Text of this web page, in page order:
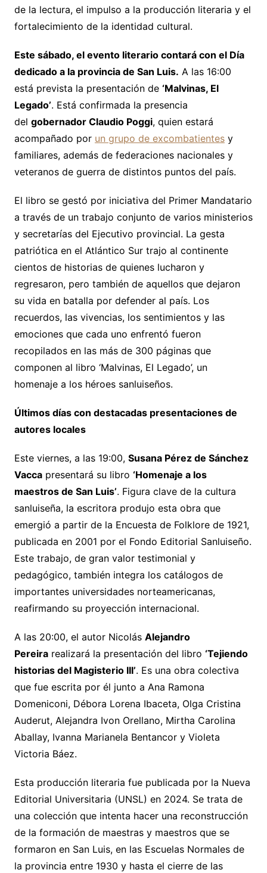
de la lectura, el impulso a la producción literaria y el
fortalecimiento de la identidad cultural.
Este sábado, el evento literario contará con el Día
dedicado a la provincia de San Luis. A las 16:00
está prevista la presentación de ‘Malvinas, El
Legado’. Está confirmada la presencia
del gobernador Claudio Poggi, quien estará
acompañado por un grupo de excombatientesy
familiares, además de federaciones nacionales y
veteranos de guerra de distintos puntos del país.
El libro se gestó por iniciativa del Primer Mandatario
a través de un trabajo conjunto de varios ministerios
y secretarías del Ejecutivo provincial. La gesta
patriótica en el Atlántico Sur trajo al continente
cientos de historias de quienes lucharon y
regresaron, pero también de aquellos que dejaron
su vida en batalla por defender al país. Los
recuerdos, las vivencias, los sentimientos y las
emociones que cada uno enfrentó fueron
recopilados en las más de 300 páginas que
componen al libro ‘Malvinas, El Legado’, un
homenaje a los héroes sanluiseños.
Últimos días con destacadas presentaciones de
autores locales
Este viernes, a las 19:00, Susana Pérez de Sánchez
Vaccapresentará su libro ‘Homenaje a los
maestros de San Luis’. Figura clave de la cultura
sanluiseña, la escritora produjo esta obra que
emergió a partir de la Encuesta de Folklore de 1921,
publicada en 2001 por el Fondo Editorial Sanluiseño.
Este trabajo, de gran valor testimonial y
pedagógico, también integra los catálogos de
importantes universidades norteamericanas,
reafirmando su proyección internacional.
A las 20:00, el autor Nicolás Alejandro
Pereirarealizará la presentación del libro ‘Tejiendo
historias del Magisterio III’. Es una obra colectiva
que fue escrita por él junto a Ana Ramona
Domeniconi, Débora Lorena Ibaceta, Olga Cristina
Auderut, Alejandra Ivon Orellano, Mirtha Carolina
Aballay, Ivanna Marianela Bentancor y Violeta
Victoria Báez.
Esta producción literaria fue publicada por la Nueva
Editorial Universitaria (UNSL) en 2024. Se trata de
una colección que intenta hacer una reconstrucción
de la formación de maestras y maestros que se
formaron en San Luis, en las Escuelas Normales de
la provincia entre 1930 y hasta el cierre de las